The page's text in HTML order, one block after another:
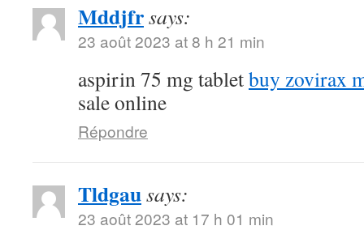
Mddjfrsays:
23 août 2023 at 8 h 21 min
aspirin 75 mg tabletbuy zovirax
sale online
Répondre
Tldgausays:
23 août 2023 at 17 h 01 min